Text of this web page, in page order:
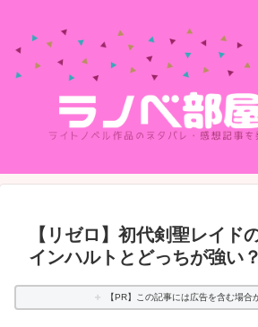
【リゼロ】初代剣聖レイド
インハルトとどっちが強い？
【PR】この記事には広告を含む場合